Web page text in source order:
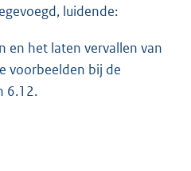
luidende:
en het laten vervallen van
voorbeelden bij de
6.12.